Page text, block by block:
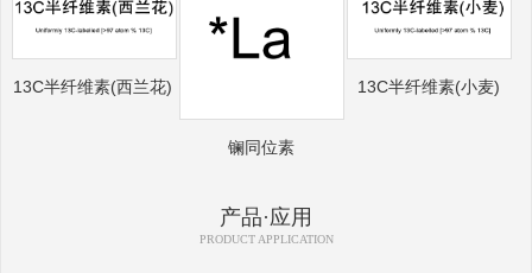
13C半纤维素(西兰花)
镧同位素
13C半纤维素(小麦)
产品·应用
PRODUCT APPLICATION